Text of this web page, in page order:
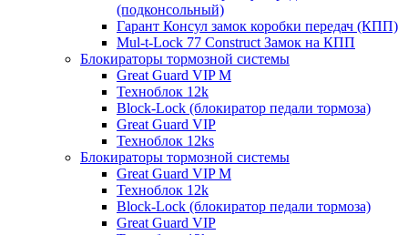
(подконсольный)
Гарант Консул замок коробки передач (КПП)
Mul-t-Lock 77 Construct Замок на КПП
Блокираторы тормозной системы
Great Guard VIP M
Техноблок 12k
Block-Lock (блокиратор педали тормоза)
Great Guard VIP
Техноблок 12ks
Блокираторы тормозной системы
Great Guard VIP M
Техноблок 12k
Block-Lock (блокиратор педали тормоза)
Great Guard VIP